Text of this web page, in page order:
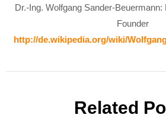
Dr.-Ing. Wolfgang Sander-
Founder
http://de.wikipedia.org/wiki/
Related